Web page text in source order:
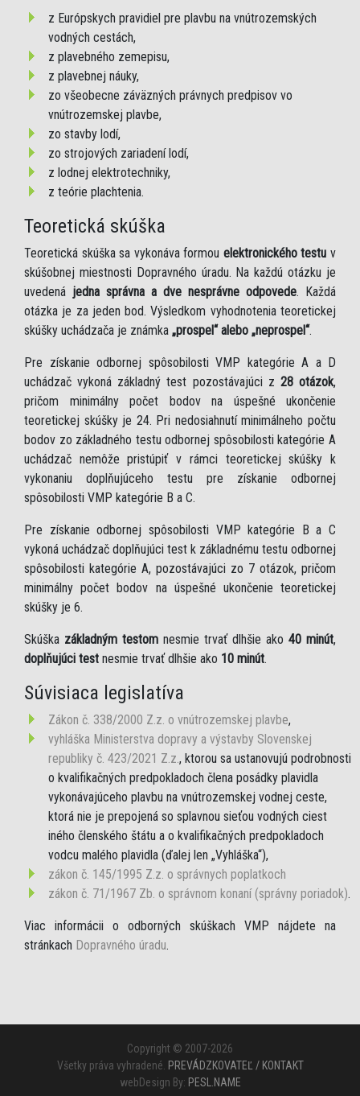
z Európskych pravidiel pre plavbu na vnútrozemských
vodných cestách,
z plavebného zemepisu,
z plavebnej náuky,
zo všeobecne záväzných právnych predpisov vo
vnútrozemskej plavbe,
zo stavby lodí,
zo strojových zariadení lodí,
z lodnej elektrotechniky,
z teórie plachtenia.
Teoretická skúška
Teoretická skúška sa vykonáva formou elektronického testu v
skúšobnej miestnosti Dopravného úradu. Na každú otázku je
uvedená jedna správna a dve nesprávne odpovede. Každá
otázka je za jeden bod. Výsledkom vyhodnotenia teoretickej
skúšky uchádzača je známka „prospel“ alebo „neprospel“.
Pre získanie odbornej spôsobilosti VMP kategórie A a D
uchádzač vykoná základný test pozostávajúci z 28 otázok,
pričom minimálny počet bodov na úspešné ukončenie
teoretickej skúšky je 24. Pri nedosiahnutí minimálneho počtu
bodov zo základného testu odbornej spôsobilosti kategórie A
uchádzač nemôže pristúpiť v rámci teoretickej skúšky k
vykonaniu doplňujúceho testu pre získanie odbornej
spôsobilosti VMP kategórie B a C.
Pre získanie odbornej spôsobilosti VMP kategórie B a C
vykoná uchádzač doplňujúci test k základnému testu odbornej
spôsobilosti kategórie A, pozostávajúci zo 7 otázok, pričom
minimálny počet bodov na úspešné ukončenie teoretickej
skúšky je 6.
Skúška základným testom nesmie trvať dlhšie ako 40 minút,
doplňujúci test nesmie trvať dlhšie ako 10 minút.
Súvisiaca legislatíva
Zákon č. 338/2000 Z.z. o vnútrozemskej plavbe,
vyhláška Ministerstva dopravy a výstavby Slovenskej
republiky č. 423/2021 Z.z., ktorou sa ustanovujú podrobnosti
o kvalifikačných predpokladoch člena posádky plavidla
vykonávajúceho plavbu na vnútrozemskej vodnej ceste,
ktorá nie je prepojená so splavnou sieťou vodných ciest
iného členského štátu a o kvalifikačných predpokladoch
vodcu malého plavidla (ďalej len „Vyhláška“),
zákon č. 145/1995 Z.z. o správnych poplatkoch
zákon č. 71/1967 Zb. o správnom konaní (správny poriadok).
Viac informácii o odborných skúškach VMP nájdete na
stránkach Dopravného úradu.
Copyright © 2007-2026
Všetky práva vyhradené. PREVÁDZKOVATEĽ / KONTAKT
webDesign By: PESL.NAME